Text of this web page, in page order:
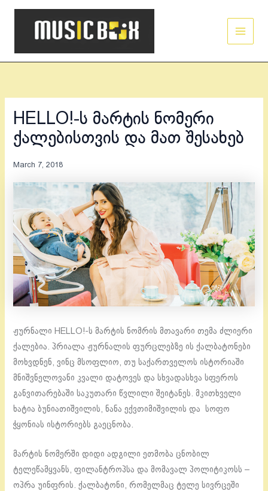
Skip
HELLO!-ს მარტის ნომერი
ქალებისთვის და მათ შესახებ
March 7, 2018
ჟურნალი HELLO!-ს მარტის ნომრის მთავარი თემა ძლიერი
ქალებია. პრიალა ჟურნალის ფურცლებზე ის ქალბატონები
მოხვდნენ, ვინც მსოფლიო, თუ საქართველოს ისტორიაში
მნიშვნელოვანი კვალი დატოვეს და სხვადასხვა სფეროს
განვითარებაში საკუთარი წვლილი შეიტანეს. მკითხველი
ხატია ბუნიათიშვილის, ნანა ექვთიმიშვილის და სოფო
ჭყონიას ისტორიებს გაეცნობა.
მარტის ნომერში დიდი ადგილი ეთმობა ცნობილ
ტელეწამყვანს, ფილანტროპსა და მომავალ პოლიტიკოსს –
ოპრა უინფრის. ქალბატონი, რომელმაც ტელე სივრცეში